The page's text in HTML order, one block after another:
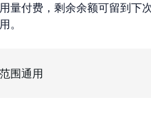
量付费，剩余余额可留到下
。
围通用